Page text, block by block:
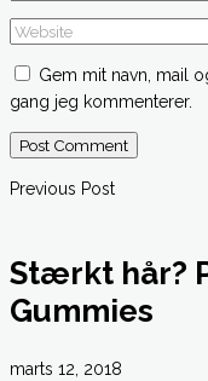
Gem mit navn, mail
gang jeg kommenterer.
Post Comment
Previous Post
Stærkt hår?
Gummies
marts 12, 2018